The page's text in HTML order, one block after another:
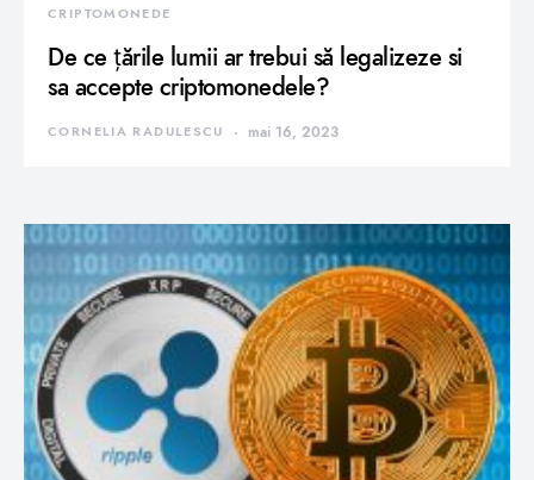
CRIPTOMONEDE
De ce țările lumii ar trebui să legalizeze si
sa accepte criptomonedele?
CORNELIA RADULESCU mai 16, 2023